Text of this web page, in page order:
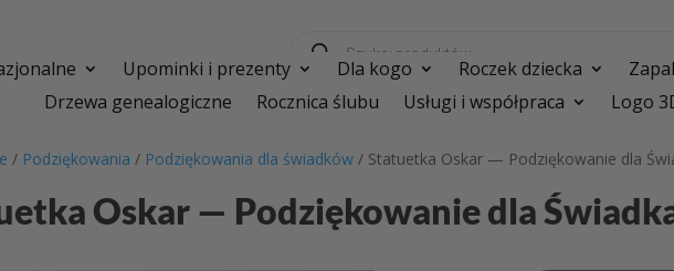
produktów
Upominki i prezenty Dla kogo Roczek dziecka
Drzewa genealogiczne
Rocznica ślubu Usługi i współpraca Logo
/ Podziękowania / Podziękowania dla świadków / Statuetka Oskar — Podziękowanie dla
Oskar — Podziękowanie dla